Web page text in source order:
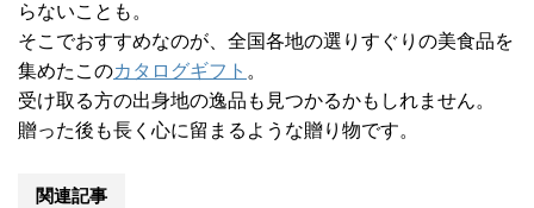
らないことも。
そこでおすすめなのが、全国各地の選りすぐりの美食品を
集めたこのカタログギフト 。
受け取る方の出身地の逸品も見つかるかもしれません。
贈った後も長く心に留まるような贈り物です。
関連記事